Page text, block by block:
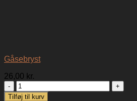
Gåsebryst
26,00 kr.
Gåsebryst
antal
Tilføj til kurv